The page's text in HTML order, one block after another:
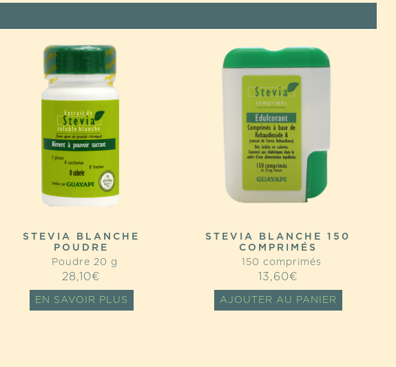
STEVIA BLANCHE
POUDRE
Poudre 20 g
28,10€
EN SAVOIR PLUS
STEVIA BLANCHE 150
COMPRIMÉS
150 comprimés
13,60€
AJOUTER AU PANIER